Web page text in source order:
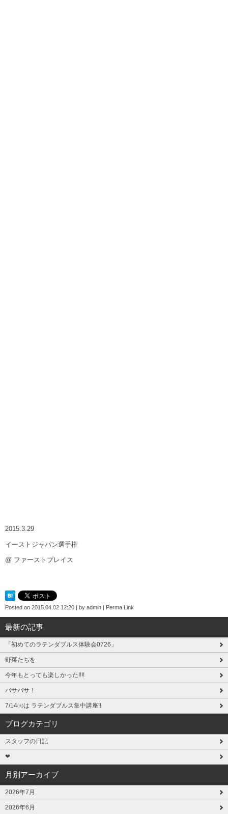
2015.3.29
イーストジャパン選手権
@ ファーストプレイス
Posted on 2015.04.02 12:20 | by admin | Perma Link
最新の記事
「初めてのラテンダブルス体験会0726」
野菜たちを
今年もとっても楽しかった!!!!
バサバサ！
7/14㈫は ラテンダブルス集中講座!!
ブログカテゴリ
スタッフの日記
❤
月別アーカイブ
2026年7月
2026年6月